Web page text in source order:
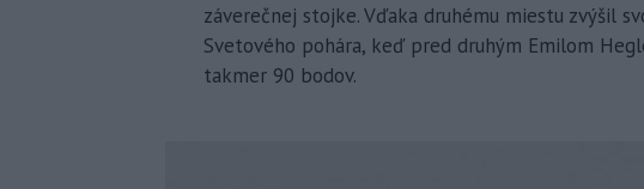
záverečnej stojke. Vďaka druhému miestu zvýšil
Svetového pohára, keď pred druhým Emilom
takmer 90 bodov.